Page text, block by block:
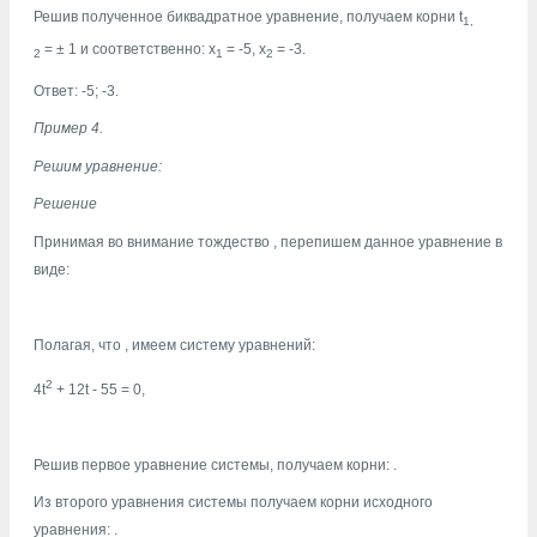
Решив полученное биквадратное уравнение, получаем корни t1,
2 = ± 1 и соответственно: x1 = -5, x2 = -3.
Ответ: -5; -3.
Пример 4.
Решим уравнение:
Решение
Принимая во внимание тождество , перепишем данное уравнение в
виде:
Полагая, что , имеем систему уравнений:
4t2 + 12t - 55 = 0,
Решив первое уравнение системы, получаем корни:
Из второго уравнения системы получаем корни исходного
уравнения: .